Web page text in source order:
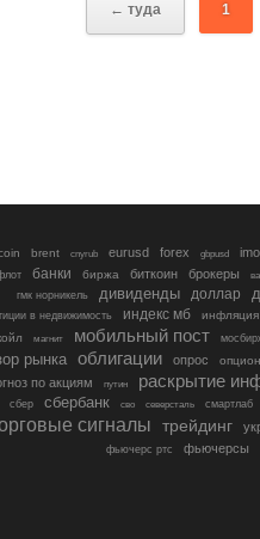
← туда 1
brent cnyrub eurusd forex gbpusd
банки биржа биткоин брокеры
гмк норникель
дивиденды доллар
в недвижимость индекс мб
инфляция
магнит мобильный пост
рынка облигации опрос
по акциям путин раскрытие
сбер сбербанк сво северсталь смартлаб
сигналы трейдинг
фьючерс ртс фьючерсы